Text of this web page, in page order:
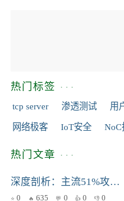
热门标签
tcp server 渗透测试 用
网络极客 IoT安全 NoC
热门文章
深度剖析：主流51%攻击防御方案的优劣、场景与实现
0 635 0 0 0